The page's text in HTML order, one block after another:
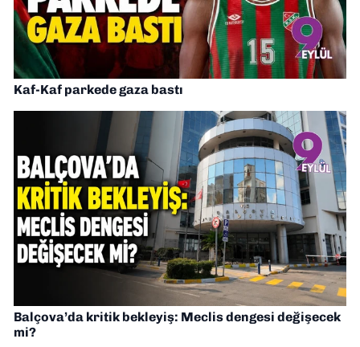
Kaf-Kaf parkede gaza bastı
Balçova’da kritik bekleyiş: Meclis dengesi değişecek
mi?